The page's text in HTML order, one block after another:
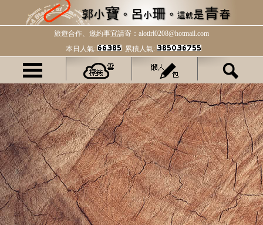
旅遊合作、邀約事宜請寄：alotirl0208@hotmail.com
本日人氣:
累積人氣: